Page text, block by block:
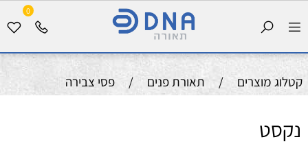
0
קטלוג מוצרים / תאורת פנים / פסי צבירה
נקסט